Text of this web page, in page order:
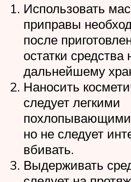
Использовать
приправы
после
остатки
дальнейшему
Наносить
следует легкими
но не следует
вбивать.
Выдерживать